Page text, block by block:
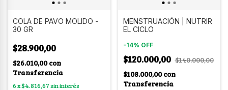
COLA DE PAVO MOLIDO -
30 GR
$28.900,00
$26.010,00con
Transferencia
6x$4.816,67sin interés
MENSTRUACIÓN | NUTRIR
EL CICLO
-14% OFF
$120.000,00 $140.000,00
$108.000,00con
Transferencia